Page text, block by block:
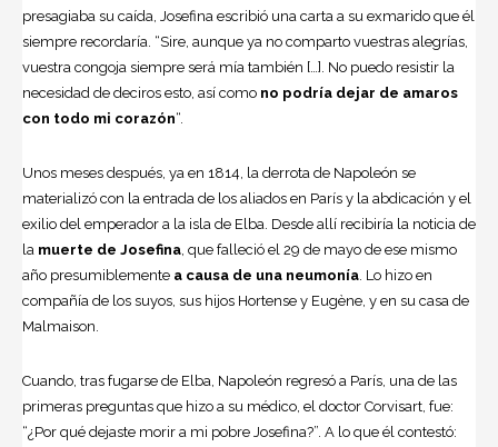
presagiaba su caída, Josefina escribió una carta a su exmarido que él
siempre recordaría. “Sire, aunque ya no comparto vuestras alegrías,
vuestra congoja siempre será mía también […]. No puedo resistir la
necesidad de deciros esto, así como no podría dejar de amaros
con todo mi corazón“.
Unos meses después, ya en 1814, la derrota de Napoleón se
materializó con la entrada de los aliados en París y la abdicación y el
exilio del emperador a la isla de Elba. Desde allí recibiría la noticia de
la muerte de Josefina , que falleció el 29 de mayo de ese mismo
año presumiblemente a causa de una neumonía . Lo hizo en
compañía de los suyos, sus hijos Hortense y Eugène, y en su casa de
Malmaison.
Cuando, tras fugarse de Elba, Napoleón regresó a París, una de las
primeras preguntas que hizo a su médico, el doctor Corvisart, fue:
“¿Por qué dejaste morir a mi pobre Josefina?”. A lo que él contestó: